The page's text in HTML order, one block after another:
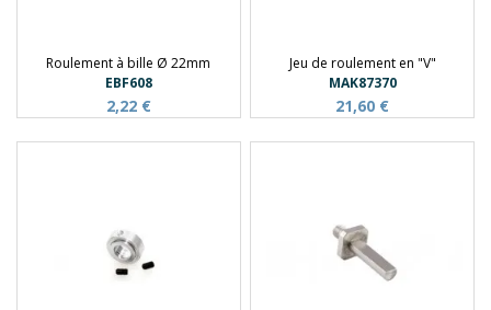
Roulement à bille Ø 22mm
EBF608
2,22 €
Jeu de roulement en "V"
MAK87370
21,60 €